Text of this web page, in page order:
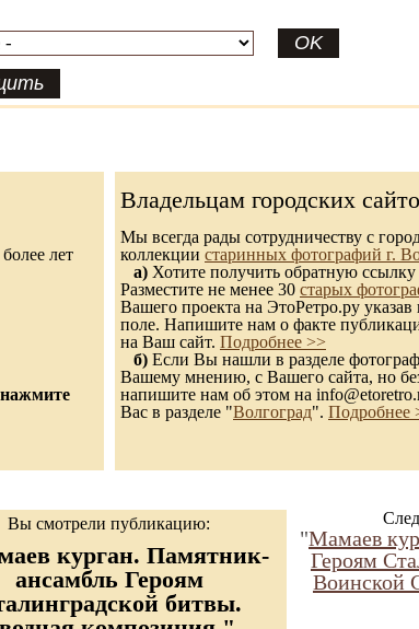
лет
Владельцам городских
Мы всегда рады сотрудничеству с
коллекции старинных фотографий г.
а) Хотите получить обратную ссылку
Разместите не менее 30 старых
Вашего проекта на ЭтоРетро.ру
поле. Напишите нам о факте
на Ваш сайт. Подробнее >>
б) Если Вы нашли в разделе
Вашему мнению, с Вашего сайта, но
напишите нам об этом на
Вас в разделе "Волгоград". Подробнее
Вы смотрели публикацию:
курган. Памятник-
ансамбль Героям
битвы.
"Мамаев
Героям
Воинской